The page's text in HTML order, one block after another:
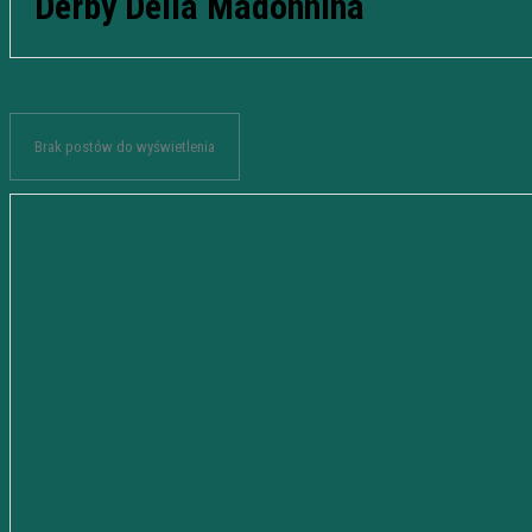
Brak postów do wyświetlenia